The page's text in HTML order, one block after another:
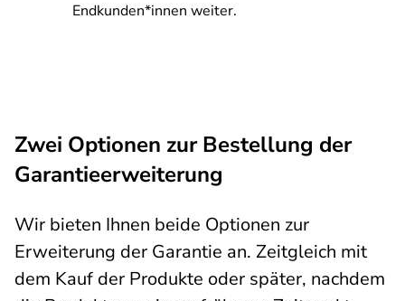
Endkunden*innen weiter.
Zwei Optionen zur Bestellung der
Garantieerweiterung
Wir bieten Ihnen beide Optionen zur
Erweiterung der Garantie an. Zeitgleich mit
dem Kauf der Produkte oder später, nachdem